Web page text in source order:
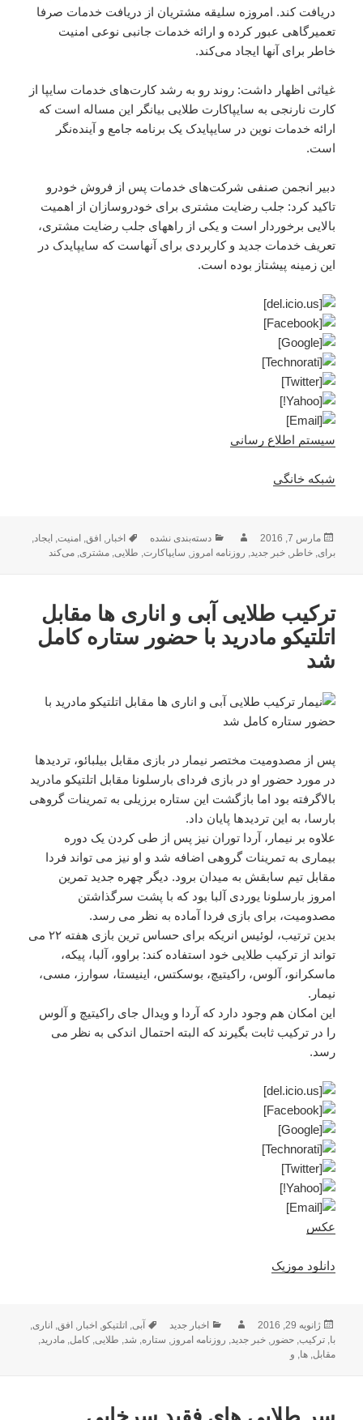
دریافت کند. امروزه سلیقه مشتریان از دریافت خدمات صرفا
تعمیرگاهی عبور کرده و ارائه خدمات جانبی نوعی امنیت
خاطر برای آنها ایجاد می‌کند.
غیاثی اظهار داشت: روند رو به رشد کارت‌های خدمات سایپا از
کارت نارنجی به سایپاکارت طلایی بیانگر این مساله است که
ارائه خدمات نوین در سایپایدک یک برنامه جامع و آینده‌نگر
است.
دبیر انجمن صنفی شرکت‌های خدمات پس از فروش خودرو
تاکید کرد: جلب رضایت مشتری برای خودروسازان از اهمیت
بالایی برخوردار است و یکی از راههای جلب رضایت مشتری،
تعریف خدمات جدید و کاربردی برای آنهاست که سایپایدک در
این زمینه پیشتاز بوده است.
سیستم اطلاع رسانی
شبکه خانگی
ارسال
شده
مارس 7, 2016 نویسندهدسته‌ها
دسته‌بندی نشده برچسب‌ها
اخبار ,افق ,امنیت ,ایجاد
برای ,خاطر ,خبر جدید روزنامه امروز سایپاکارت طلایی ,مشتری ,می‌کند
ترکیب طلایی آبی و اناری ها مقابل
اتلتیکو مادرید با حضور ستاره کامل
شد
پس از مصدومیت مختصر نیمار در بازی مقابل بیلبائو، تردیدها
در مورد حضور او در بازی فردای بارسلونا مقابل اتلتیکو مادرید
بالاگرفته بود اما بازگشت این ستاره برزیلی به تمرینات گروهی
بارسا، به این تردیدها پایان داد.
علاوه بر نیمار، آردا توران نیز پس از طی کردن یک دوره
بیماری به تمرینات گروهی اضافه شد و او نیز می تواند فردا
مقابل تیم سابقش به میدان برود. دیگر چهره جدید تمرین
امروز بارسلونا یوردی آلبا بود که با پشت سرگذاشتن
مصدومیت، برای بازی فردا آماده به نظر می رسد.
بدین ترتیب، لوئیس انریکه برای حساس ترین بازی هفته ۲۲ می
تواند از ترکیب طلایی خود استفاده کند: براوو، آلبا، پیکه،
ماسکرانو، آلوس، راکیتیچ، بوسکتس، اینیستا، سوارز، مسی،
نیمار.
این امکان هم وجود دارد که آردا و ویدال جای راکیتیچ و آلوس
را در ترکیب ثابت بگیرند که البته احتمال اندکی به نظر می
رسد.
عکس
دانلود موزیک
ارسال
شده
در
ژانویه 29, 2016 نویسندهدسته‌ها
اخبار جدید برچسب‌ها
آبی, اتلتیکو, اخبار, افق, اناری,
با,ترکیب,حضور,خبر جدید, روزنامه امروز, ستاره, شد, طلایی,کامل,مادرید,
مقابل,ها, و